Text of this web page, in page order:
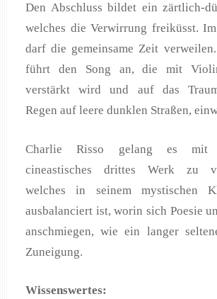
Den Abschluss bildet ein zärtlich-
welches die Verwirrung freiküsst.
darf die gemeinsame Zeit
führt den Song an, die mit
verstärkt wird und auf das
Regen auf leere dunklen Straßen,
Charlie Risso gelang es mit
cineastisches drittes Werk zu
welches in seinem mystischen
ausbalanciert ist, worin sich Poesie
anschmiegen, wie ein langer
Zuneigung.
Wissenswertes: